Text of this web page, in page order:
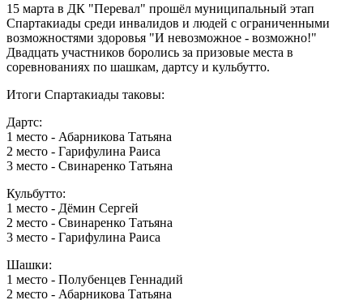
15 марта в ДК "Перевал" прошёл муниципальный этап
Спартакиады среди инвалидов и людей с ограниченными
возможностями здоровья "И невозможное - возможно!"
Двадцать участников боролись за призовые места в
соревнованиях по шашкам, дартсу и кульбутто.
Итоги Спартакиады таковы:
Дартс:
1 место - Абарникова Татьяна
2 место - Гарифулина Раиса
3 место - Свинаренко Татьяна
Кульбутто:
1 место - Дёмин Сергей
2 место - Свинаренко Татьяна
3 место - Гарифулина Раиса
Шашки:
1 место - Полубенцев Геннадий
2 место - Абарникова Татьяна